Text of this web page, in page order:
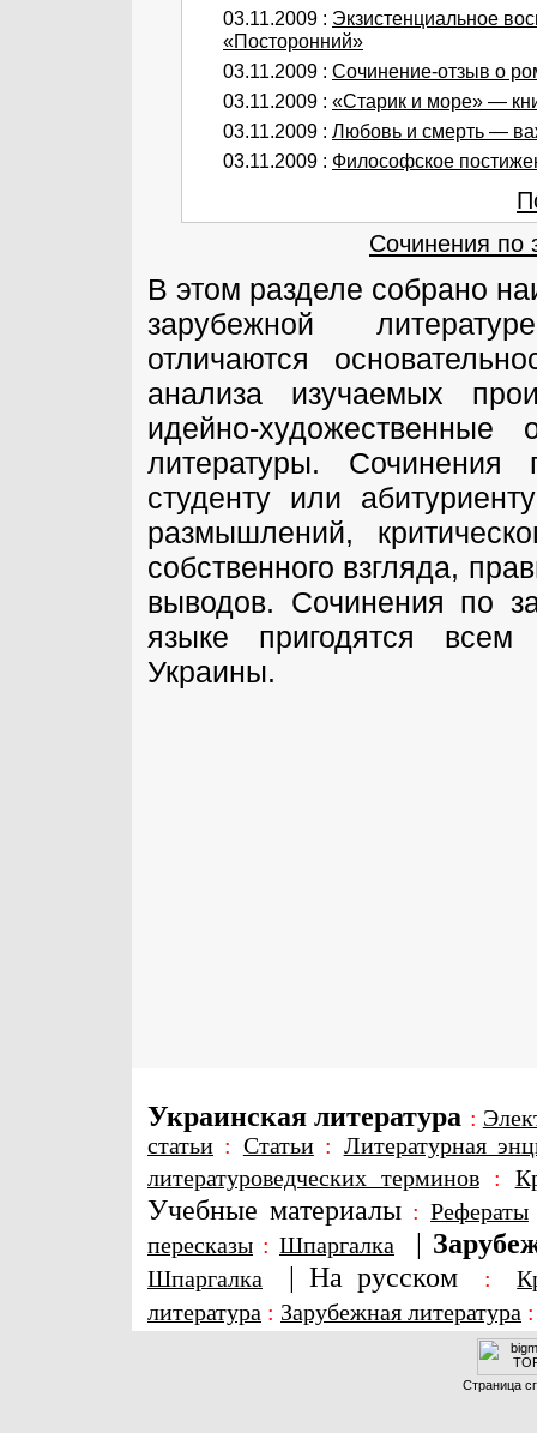
03.11.2009 : Экзистенциальное
«Посторонний»
03.11.2009 : Сочинение-отзыв о
03.11.2009 : «Старик и море» —
03.11.2009 : Любовь и смерть —
03.11.2009 : Философское
Сочинения по
В этом разделе собрано
зарубежной
отличаются
анализа изучаемых
идейно-художественные
литературы.
студенту или
размышлений,
собственного взгляда,
выводов. Сочинения по
языке пригодятся
Украины.
Украинская литература :
статьи : Статьи: Литературная
литературоведческих терминов:
Учебные материалы : Рефераты
пересказы : Шпаргалка |
Шпаргалка | На русском :
литература : Зарубежная литература
Страница